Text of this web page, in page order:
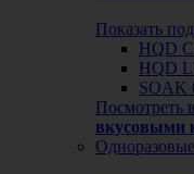
Показать
HQD
HQD
SOAK
Посмотреть
вкусовыми